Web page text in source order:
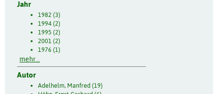
Jahr
1982 (3)
1994 (2)
1995 (2)
2001 (2)
1976 (1)
mehr...
Autor
Adelhelm, Manfred (19)